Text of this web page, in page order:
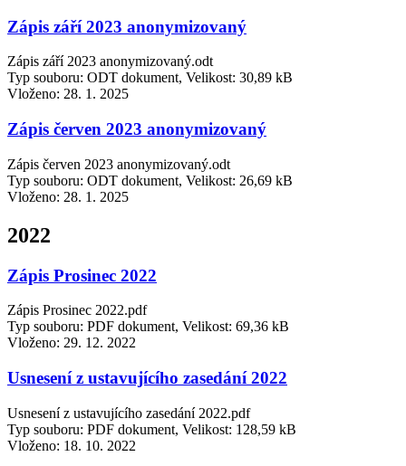
Zápis září 2023 anonymizovaný
Zápis září 2023 anonymizovaný.odt
Typ souboru: ODT dokument, Velikost: 30,89 kB
Vloženo: 28. 1. 2025
Zápis červen 2023 anonymizovaný
Zápis červen 2023 anonymizovaný.odt
Typ souboru: ODT dokument, Velikost: 26,69 kB
Vloženo: 28. 1. 2025
2022
Zápis Prosinec 2022
Zápis Prosinec 2022.pdf
Typ souboru: PDF dokument, Velikost: 69,36 kB
Vloženo: 29. 12. 2022
Usnesení z ustavujícího zasedání 2022
Usnesení z ustavujícího zasedání 2022.pdf
Typ souboru: PDF dokument, Velikost: 128,59 kB
Vloženo: 18. 10. 2022